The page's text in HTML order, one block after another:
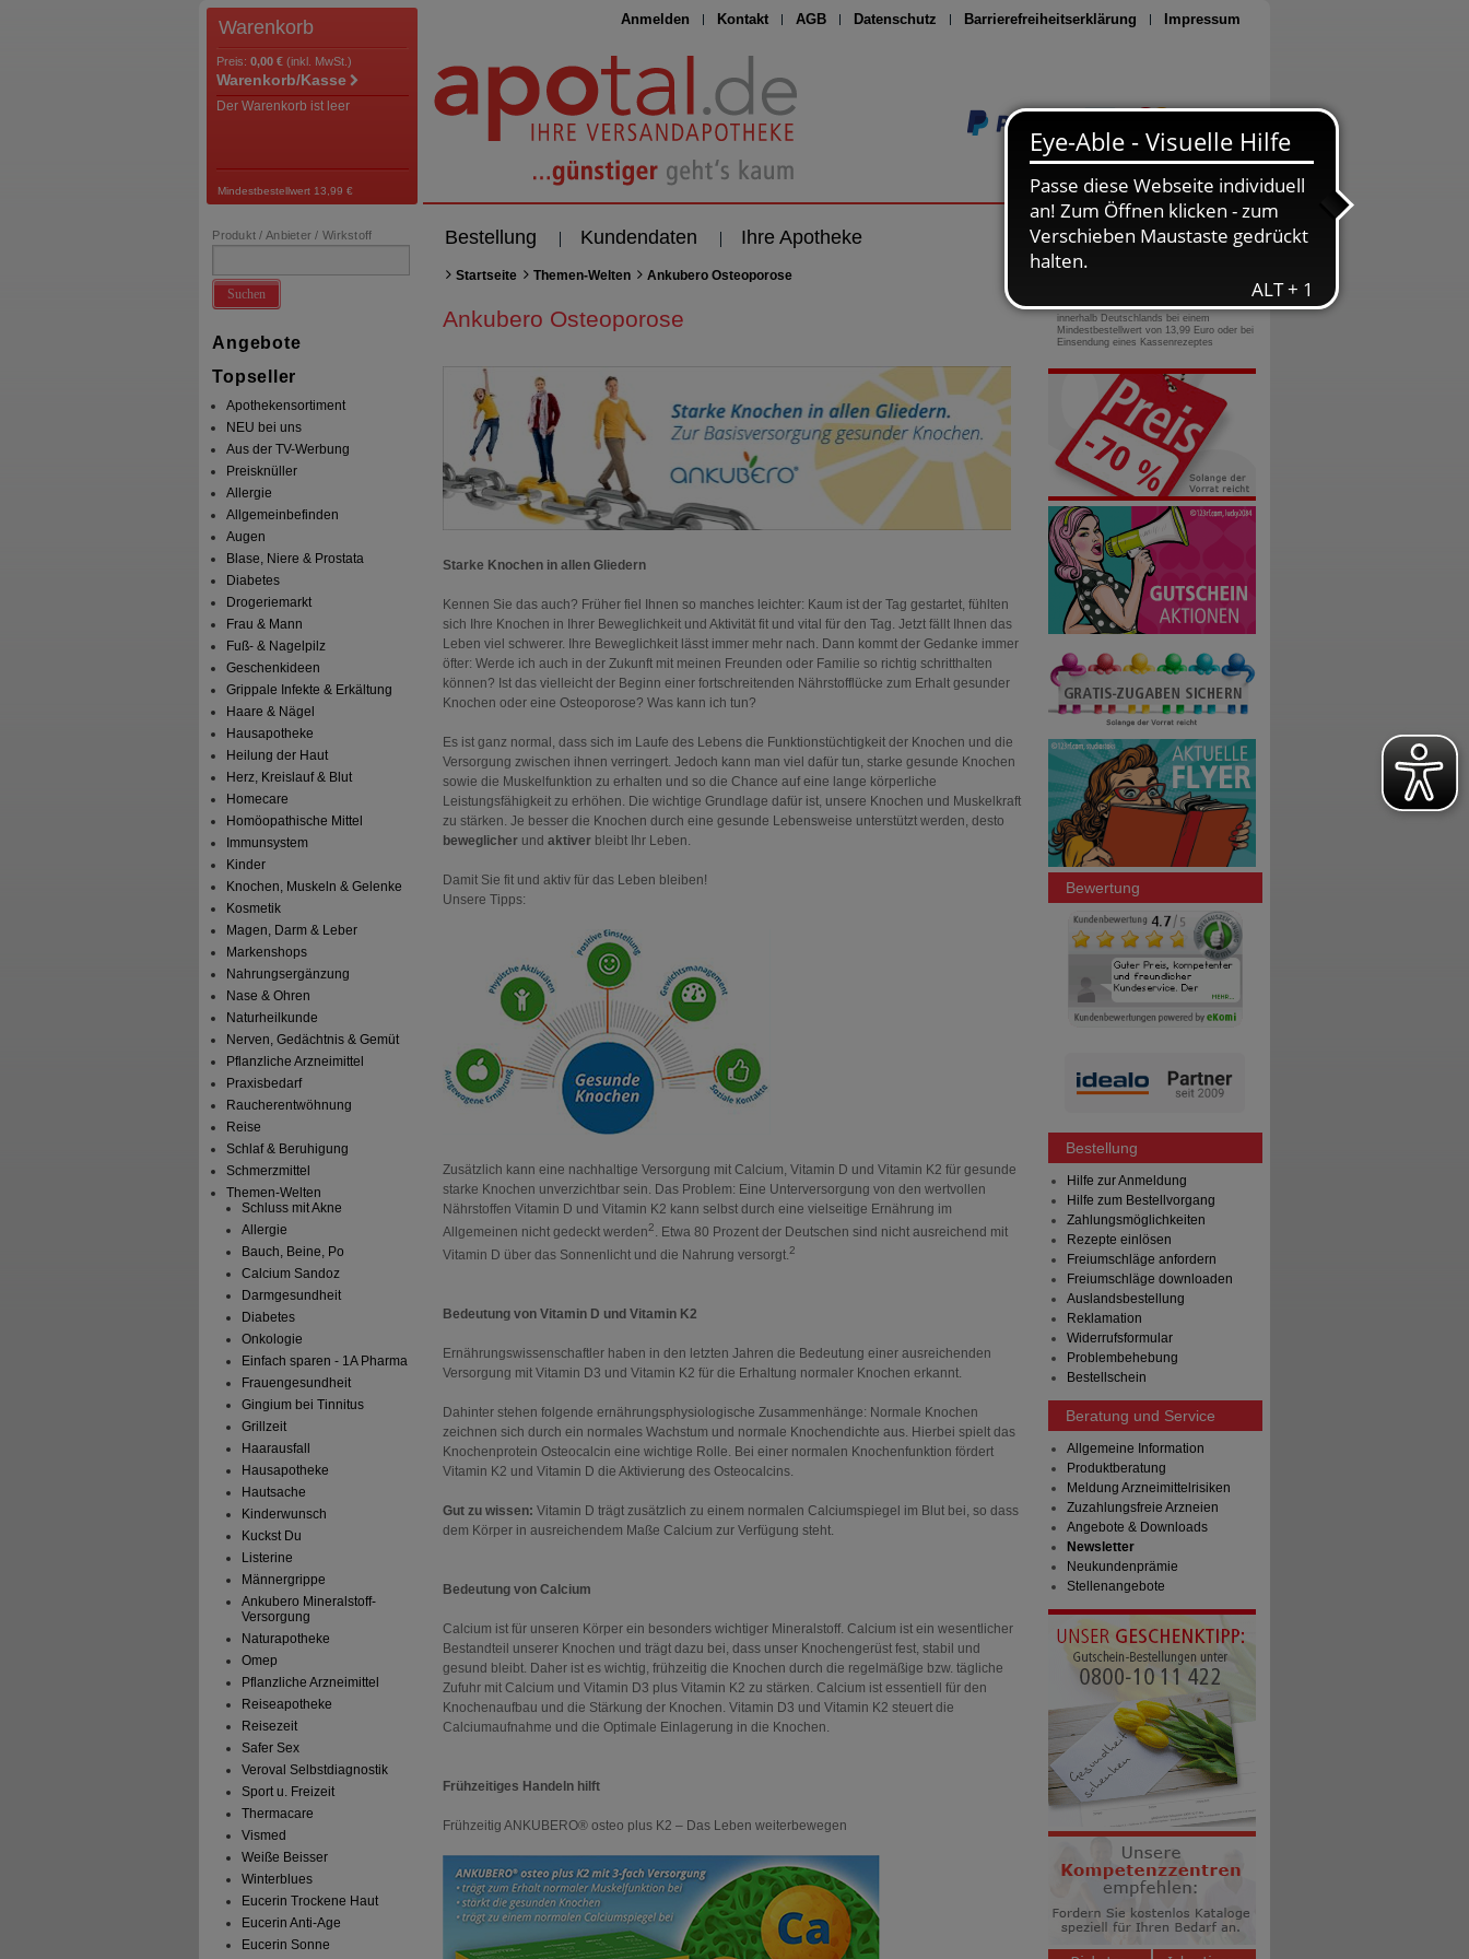
Anmelden Kontakt AGB Datenschutz Barrierefreiheitserklärung Impressum
Seite drucken
Warenkorb
Preis: 0,00 € (inkl. MwSt.)
Warenkorb/Kasse
Der Warenkorb ist leer
Mindestbestellwert 13,99 €
Bestellung Kundendaten Ihre Apotheke
Produkt / Anbieter / Wirkstoff
Suchen
Angebote
Topseller
Apothekensortiment
NEU bei uns
Aus der TV-Werbung
Preisknüller
Allergie
Allgemeinbefinden
Augen
Blase, Niere & Prostata
Diabetes
Drogeriemarkt
Frau & Mann
Fuß- & Nagelpilz
Geschenkideen
Grippale Infekte & Erkältung
Haare & Nägel
Hausapotheke
Heilung der Haut
Herz, Kreislauf & Blut
Homecare
Homöopathische Mittel
Immunsystem
Kinder
Knochen, Muskeln & Gelenke
Kosmetik
Magen, Darm & Leber
Markenshops
Nahrungsergänzung
Nase & Ohren
Naturheilkunde
Nerven, Gedächtnis & Gemüt
Pflanzliche Arzneimittel
Praxisbedarf
Raucherentwöhnung
Reise
Schlaf & Beruhigung
Schmerzmittel
Themen-Welten
Schluss mit Akne
Allergie
Bauch, Beine, Po
Calcium Sandoz
Darmgesundheit
Diabetes
Onkologie
Einfach sparen - 1A Pharma
Frauengesundheit
Gingium bei Tinnitus
Grillzeit
Haarausfall
Hausapotheke
Hautsache
Kinderwunsch
Kuckst Du
Listerine
Männergrippe
Ankubero Mineralstoff-
Versorgung
Naturapotheke
Omep
Pflanzliche Arzneimittel
Reiseapotheke
Reisezeit
Safer Sex
Veroval Selbstdiagnostik
Sport u. Freizeit
Thermacare
Vismed
Weiße Beisser
Winterblues
Eucerin Trockene Haut
Eucerin Anti-Age
Eucerin Sonne
Startseite Themen-Welten Ankubero Osteoporose
Ankubero Osteoporose
Starke Knochen in allen Gliedern
Kennen Sie das auch? Früher fiel Ihnen so manches leichter: Kaum ist der Tag gestartet, fühlten
sich Ihre Knochen in Ihrer Beweglichkeit und Aktivität fit und vital für den Tag. Jetzt fällt Ihnen das
Leben viel schwerer. Ihre Beweglichkeit lässt immer mehr nach. Dann kommt der Gedanke immer
öfter: Werde ich auch in der Zukunft mit meinen Freunden oder Familie so richtig schritthalten
können? Ist das vielleicht der Beginn einer fortschreitenden Nährstofflücke zum Erhalt gesunder
Knochen oder eine Osteoporose? Was kann ich tun?
Es ist ganz normal, dass sich im Laufe des Lebens die Funktionstüchtigkeit der Knochen und die
Versorgung zwischen ihnen verringert. Jedoch kann man viel dafür tun, starke gesunde Knochen
sowie die Muskelfunktion zu erhalten und so die Chance auf eine lange körperliche
Leistungsfähigkeit zu erhöhen. Die wichtige Grundlage dafür ist, unsere Knochen und Muskelkraft
zu stärken. Je besser die Knochen durch eine gesunde Lebensweise unterstützt werden, desto
beweglicherund aktiverbleibt Ihr Leben.
Damit Sie fit und aktiv für das Leben bleiben!
Unsere Tipps:
Zusätzlich kann eine nachhaltige Versorgung mit Calcium, Vitamin D und Vitamin K2 für gesunde
starke Knochen unverzichtbar sein. Das Problem: Eine Unterversorgung von den wertvollen
Nährstoffen Vitamin D und Vitamin K2 kann selbst durch eine vielseitige Ernährung im
Allgemeinen nicht gedeckt werden2. Etwa 80 Prozent der Deutschen sind nicht ausreichend mit
Vitamin D über das Sonnenlicht und die Nahrung versorgt.2
Bedeutung von Vitamin D und Vitamin K2
Ernährungswissenschaftler haben in den letzten Jahren die Bedeutung einer ausreichenden
Versorgung mit Vitamin D3 und Vitamin K2 für die Erhaltung normaler Knochen erkannt.
Dahinter stehen folgende ernährungsphysiologische Zusammenhänge: Normale Knochen
zeichnen sich durch ein normales Wachstum und normale Knochendichte aus. Hierbei spielt das
Knochenprotein Osteocalcin eine wichtige Rolle. Bei einer normalen Knochenfunktion fördert
Vitamin K2 und Vitamin D die Aktivierung des Osteocalcins.
Gut zu wissen: Vitamin D trägt zusätzlich zu einem normalen Calciumspiegel im Blut bei, so dass
dem Körper in ausreichendem Maße Calcium zur Verfügung steht.
Bedeutung von Calcium
Calcium ist für unseren Körper ein besonders wichtiger Mineralstoff. Calcium ist ein wesentlicher
Bestandteil unserer Knochen und trägt dazu bei, dass unser Knochengerüst fest, stabil und
gesund bleibt. Daher ist es wichtig, frühzeitig die Knochen durch die regelmäßige bzw. tägliche
Zufuhr mit Calcium und Vitamin D3 plus Vitamin K2 zu stärken. Calcium ist essentiell für den
Knochenaufbau und die Stärkung der Knochen. Vitamin D3 und Vitamin K2 steuert die
Calciumaufnahme und die Optimale Einlagerung in die Knochen.
Frühzeitiges Handeln hilft
Frühzeitig ANKUBERO® osteo plus K2 – Das Leben weiterbewegen
0800-10 11 422
gebührenfreie Rufnummer
innerhalb Deutschlands bei einem
Mindestbestellwert von 13,99 Euro oder bei
Einsendung eines Kassenrezeptes
Bewertung
Bestellung
Hilfe zur Anmeldung
Hilfe zum Bestellvorgang
Zahlungsmöglichkeiten
Rezepte einlösen
Freiumschläge anfordern
Freiumschläge downloaden
Auslandsbestellung
Reklamation
Widerrufsformular
Problembehebung
Bestellschein
Beratung und Service
Allgemeine Information
Produktberatung
Meldung Arzneimittelrisiken
Zuzahlungsfreie Arzneien
Angebote & Downloads
Newsletter
Neukundenprämie
Stellenangebote